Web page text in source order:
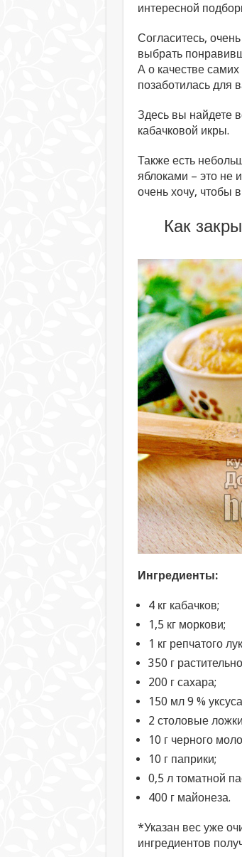
интересной
Согласитесь,
выбрать
А о качестве
позаботилась для
Здесь вы найдете
кабачковой икры.
Также есть
яблоками – это не
очень хочу, чтобы
Как
Ингредиенты:
4 кг кабачков;
1,5 кг моркови;
1 кг репчатого
350 г
200 г сахара;
150 мл 9 %
2 столовые
10 г черного
10 г паприки;
0,5 л томатной
400 г майонеза.
*Указан вес уже
ингредиентов